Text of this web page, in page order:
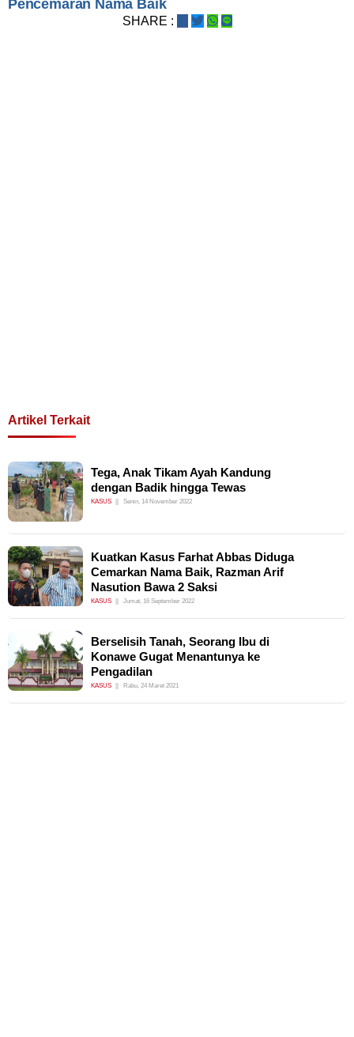
Pencemaran Nama Baik
SHARE :
Artikel Terkait
Tega, Anak Tikam Ayah Kandung
dengan Badik hingga Tewas
KASUS Senin, 14 November 2022
Kuatkan Kasus Farhat Abbas Diduga
Cemarkan Nama Baik, Razman Arif
Nasution Bawa 2 Saksi
KASUS Jumat, 16 September 2022
Berselisih Tanah, Seorang Ibu di
Konawe Gugat Menantunya ke
Pengadilan
KASUS Rabu, 24 Maret 2021